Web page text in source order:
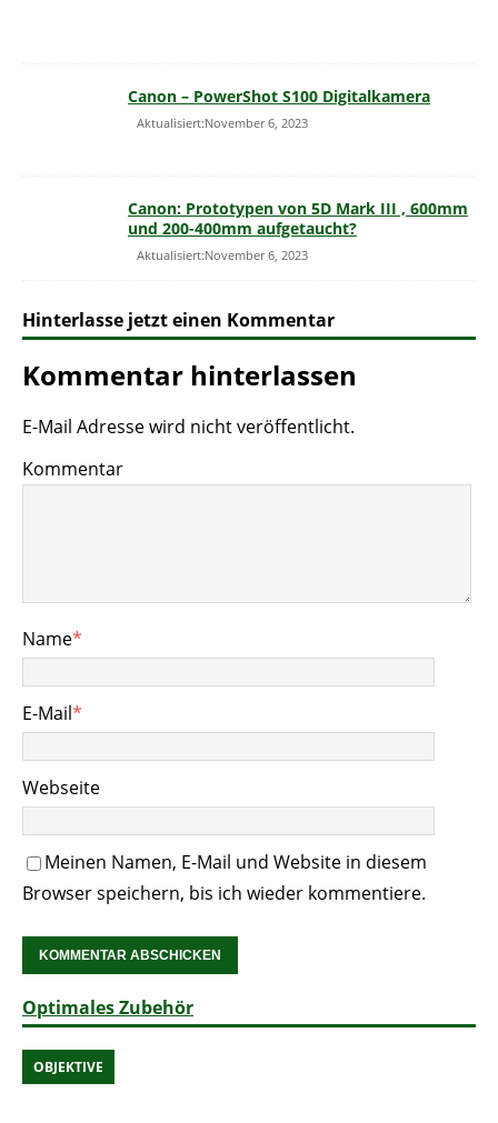
Canon – PowerShot S100 Digitalkamera
Aktualisiert:November 6, 2023
Canon: Prototypen von 5D Mark III , 600mm
und 200-400mm aufgetaucht?
Aktualisiert:November 6, 2023
Hinterlasse jetzt einen Kommentar
Kommentar hinterlassen
E-Mail Adresse wird nicht veröffentlicht.
Kommentar
Name*
E-Mail*
Webseite
Meinen Namen, E-Mail und Website in diesem
Browser speichern, bis ich wieder kommentiere.
Optimales Zubehör
OBJEKTIVE